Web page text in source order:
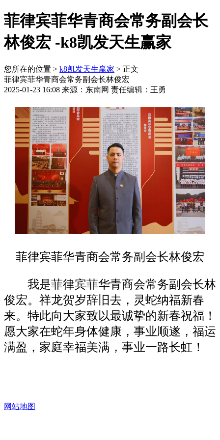
菲律宾菲华青商会常务副会长
林俊宏 -k8凯发天生赢家
您所在的位置 > k8凯发天生赢家 > 正文
菲律宾菲华青商会常务副会长林俊宏
2025-01-23 16:08 来源：东南网 责任编辑：王勇
菲律宾菲华青商会常务副会长林俊宏
我是菲律宾菲华青商会常务副会长林
俊宏。祥龙贺岁辞旧去，灵蛇纳福新春
来。特此向大家致以最诚挚的新春祝福！
愿大家在蛇年身体健康，事业顺遂，福运
满盈，家庭幸福美满，事业一路长虹！
网站地图